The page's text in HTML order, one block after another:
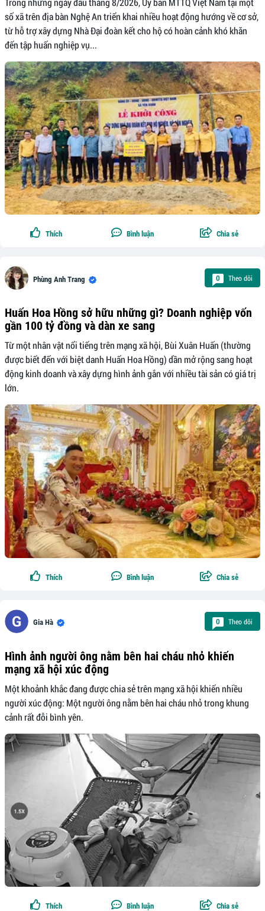
số xã trên địa bàn Nghệ An triển khai nhiều hoạt động hướng về cơ sở,
từ hỗ trợ xây dựng Nhà Đại đoàn kết cho hộ có hoàn cảnh khó khăn
đến tập huấn nghiệp vụ...
Thích Bình luận Chia sẻ
Phùng Anh Trang 0 Theo dõi
Huấn Hoa Hồng sở hữu những gì? Doanh nghiệp vốn
gần 100 tỷ đồng và dàn xe sang
Từ một nhân vật nổi tiếng trên mạng xã hội, Bùi Xuân Huấn (thường
được biết đến với biệt danh Huấn Hoa Hồng) dần mở rộng sang hoạt
động kinh doanh và xây dựng hình ảnh gắn với nhiều tài sản có giá trị
lớn.
Thích Bình luận Chia sẻ
Gia Hà 0 Theo dõi
Hình ảnh người ông nằm bên hai cháu nhỏ khiến
mạng xã hội xúc động
Một khoảnh khắc đang được chia sẻ trên mạng xã hội khiến nhiều
người xúc động: Một người ông nằm bên hai cháu nhỏ trong khung
cảnh rất đỗi bình yên.
Thích Bình luận Chia sẻ